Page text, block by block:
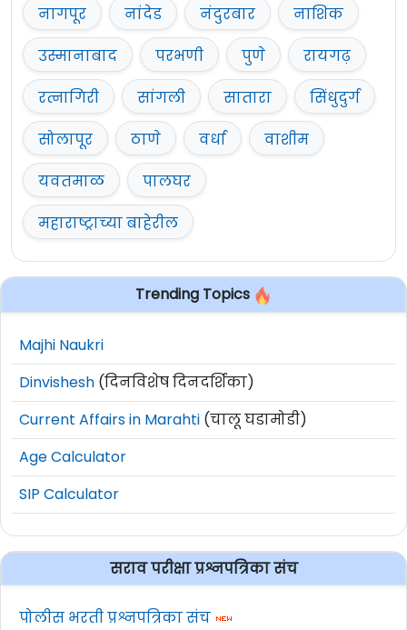
नागपूर
नांदेड नंदुरबार
नाशिक
उस्मानाबाद
परभणी पुणे
रायगढ़
रत्नागिरी
सांगली सातारा
सिंधुदुर्ग
सोलापूर
ठाणे वर्धा
वाशीम
यवतमाळ
पालघर
महाराष्ट्राच्या बाहेरील
Trending Topics
Majhi Naukri
Dinvishesh (दिनविशेष दिनदर्शिका)
Current Affairs in Marahti (चालू घडामोडी)
Age Calculator
SIP Calculator
सराव परीक्षा प्रश्नपत्रिका संच
पोलीस भरती प्रश्नपत्रिका संच